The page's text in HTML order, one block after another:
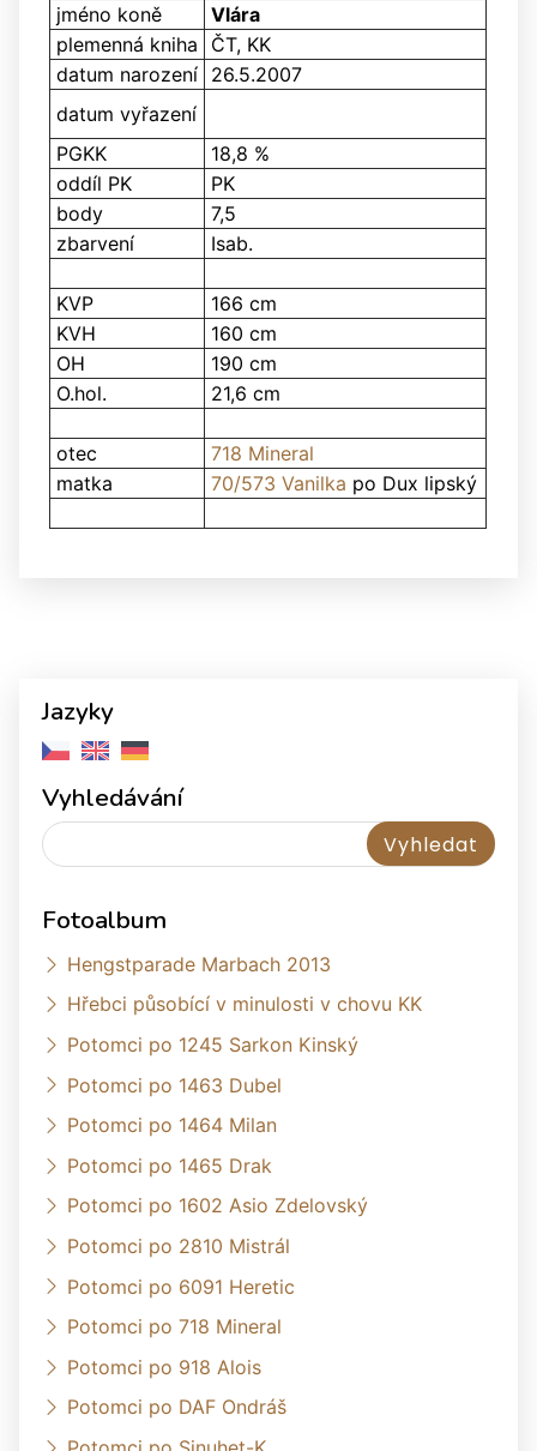
jméno koně
Vlára
plemenná kniha
ČT, KK
datum narození 26.5.2007
datum vyřazení
PGKK
18,8 %
oddíl PK
PK
body
7,5
zbarvení
Isab.
KVP
166 cm
KVH
160 cm
OH
190 cm
O.hol.
21,6 cm
otec
718 Mineral
matka
70/573 Vanilka po Dux lipský
Jazyky
Vyhledávání
Fotoalbum
Hengstparade Marbach 2013
Hřebci působící v minulosti v chovu KK
Potomci po 1245 Sarkon Kinský
Potomci po 1463 Dubel
Potomci po 1464 Milan
Potomci po 1465 Drak
Potomci po 1602 Asio Zdelovský
Potomci po 2810 Mistrál
Potomci po 6091 Heretic
Potomci po 718 Mineral
Potomci po 918 Alois
Potomci po DAF Ondráš